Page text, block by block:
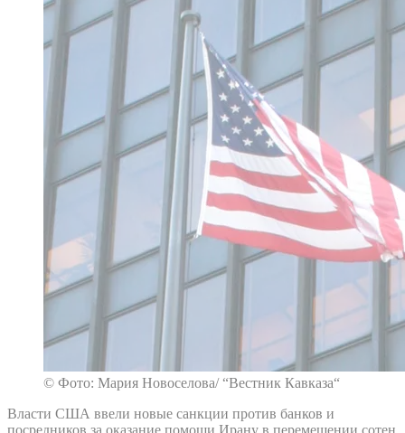
© Фото: Мария Новоселова/ “Вестник Кавказа“
Власти США ввели новые санкции против банков и
посредников за оказание помощи Ирану в перемещении сотен